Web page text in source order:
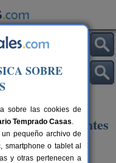
de Los Montes
SOBRE
sobre las cookies de
Temprado Casas.
pequeño archivo de
smartphone o tablet al
y otras pertenecen a